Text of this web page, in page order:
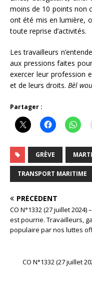
moins de 10 points non
ont été mis en lumière,
toute reprise d’activités.
Les travailleurs
aux pressions faites
exercer leur profession
et de leurs droits. Bèl
Partager :
GRÈVE
TRANSPORT MARITIME
PRÉCÉDENT
CO N°1332 (27 juillet
est pourrie. Travailleurs,
populaire par nos luttes
CO N°1332 (27 juillet